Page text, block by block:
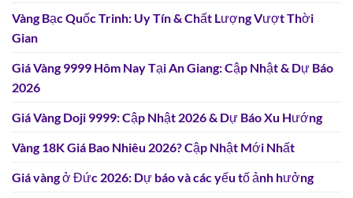
Vàng Bạc Quốc Trinh: Uy Tín & Chất Lượng Vượt Thời
Gian
Giá Vàng 9999 Hôm Nay Tại An Giang: Cập Nhật & Dự Báo
2026
Giá Vàng Doji 9999: Cập Nhật 2026 & Dự Báo Xu Hướng
Vàng 18K Giá Bao Nhiêu 2026? Cập Nhật Mới Nhất
Giá vàng ở Đức 2026: Dự báo và các yếu tố ảnh hưởng